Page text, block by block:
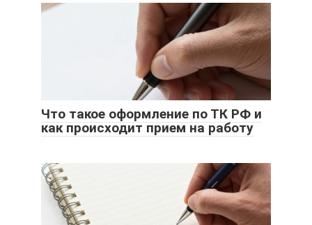
Что такое оформление по ТК РФ и
как происходит прием на работу